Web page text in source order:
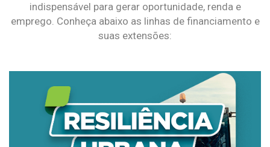
indispensável para gerar oportunidade, renda e
emprego. Conheça abaixo as linhas de financiamento e
suas extensões: